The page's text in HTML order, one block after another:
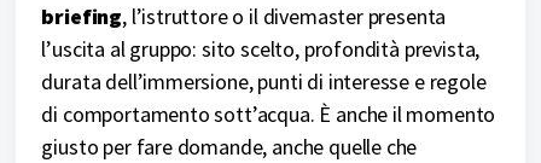
briefing, l’istruttore o il divemaster presenta
l’uscita al gruppo: sito scelto, profondità prevista,
durata dell’immersione, punti di interesse e regole
di comportamento sott’acqua. È anche il momento
giusto per fare domande, anche quelle che